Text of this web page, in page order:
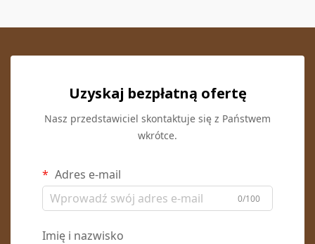
Uzyskaj bezpłatną ofertę
Nasz przedstawiciel skontaktuje się z Państwem
wkrótce.
Adres e-mail
0/100
Imię i nazwisko